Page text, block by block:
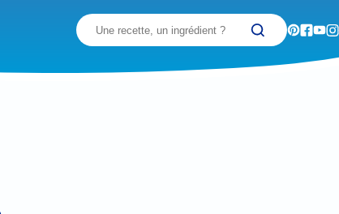
Recherchez